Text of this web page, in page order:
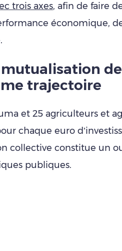
trois axes, afin de faire
économique,
de
trajectoire
et 25 agriculteurs et
chaque euro
collective constitue un
publiques.